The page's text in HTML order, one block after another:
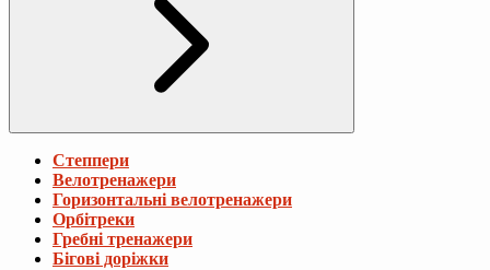
Степпери
Велотренажери
Горизонтальні велотренажери
Орбітреки
Гребні тренажери
Бігові доріжки